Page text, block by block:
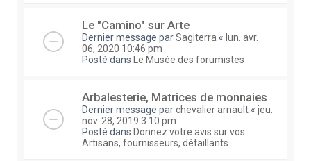
Le "Camino" sur Arte
Dernier message parSagiterra « lun. avr.
06, 2020 10:46 pm
Posté dans
Le Musée des forumistes
Arbalesterie, Matrices de monnaies
Dernier message parchevalier arnault « jeu.
nov. 28, 2019 3:10 pm
Posté dans Donnez votre avis sur vos
Artisans, fournisseurs, détaillants